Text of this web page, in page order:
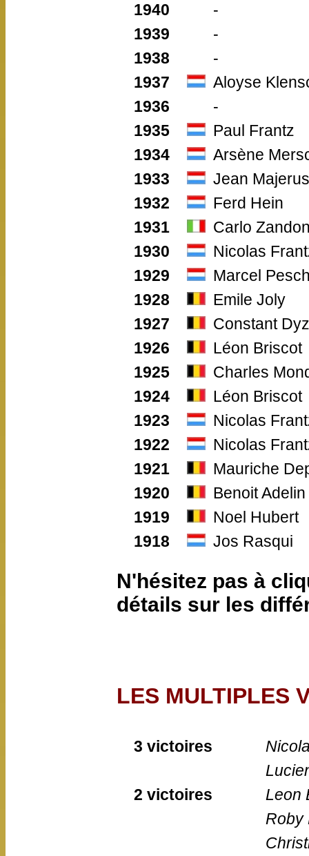
1940
-
1939
-
1938
-
1937
Aloyse
1936
-
1935
Paul Frantz
1934
Arsène
1933
Jean Majerus
1932
Ferd Hein
1931
Carlo
1930
Nicolas
1929
Marcel
1928
Emile Joly
1927
Constant
1926
Léon Briscot
1925
Charles
1924
Léon Briscot
1923
Nicolas
1922
Nicolas
1921
Mauriche
1920
Benoit Adelin
1919
Noel Hubert
1918
Jos Rasqui
N'hésitez pas à
détails sur les
LES MULTIPLES
3 victoires
2 victoires
Leon
Roby